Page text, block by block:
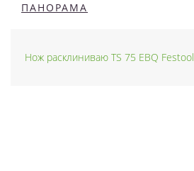
ПАНОРАМА
Нож расклиниваю TS 75 EBQ Festool